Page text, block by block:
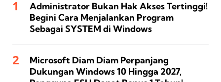
Administrator Bukan Hak Akses Tertinggi!
Begini Cara Menjalankan Program
Sebagai SYSTEM di Windows
Microsoft Diam Diam Perpanjang
Dukungan Windows 10 Hingga 2027,